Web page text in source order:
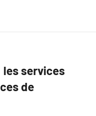
services
de